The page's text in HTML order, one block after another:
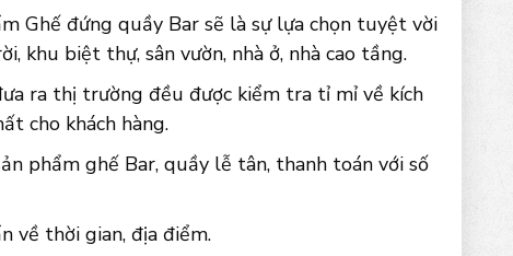
Ghế đứng quầy Bar sẽ là sự lựa chọn tuyệt vời
khu biệt thự, sân vườn, nhà ở, nhà cao tầng.
ra thị trường đều được kiểm tra tỉ mỉ về kích
cho khách hàng.
phẩm ghế Bar, quầy lễ tân, thanh toán với số
về thời gian, địa điểm.